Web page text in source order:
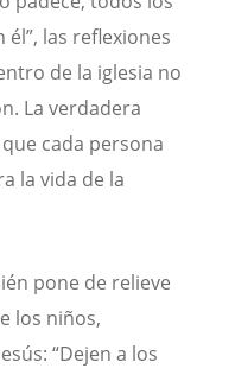
las reflexiones
de la iglesia no
La verdadera
cada persona
la vida de la
pone de relieve
los niños,
“Dejen a los